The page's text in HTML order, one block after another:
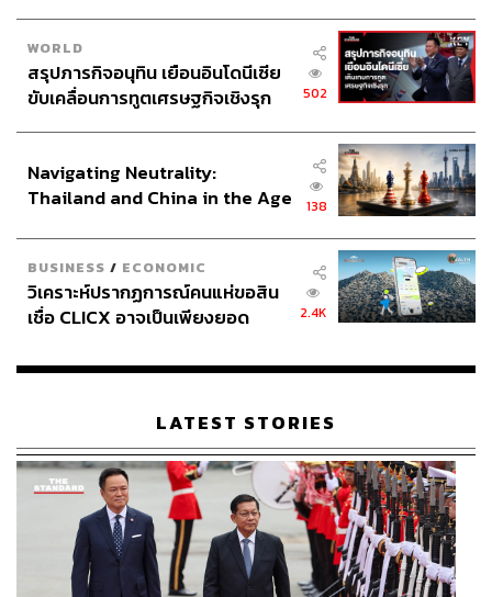
จริงใจและเป็นธรรมชาติ แตกต่างจากภาพลักษณ์ของดารา
ฮอลลีวูดทั่วไป ก่อนเสียชีวิต Angus กำลังได้รับความสนใจ
จากโลกแฟชั่นอย่างต่อเนื่อง เขาเคยร่วมงานกับ Ralph
Lauren และ Amiri รวมถึงได้รับเชิญให้ร่วมงานแฟชั่นระดับ
โลกอยู่บ่อยครั้ง ความเรียบง่ายและความจริงใจของเขาทำให้
Angus กลายเป็นอีกหนึ่งตัวแทนของคนรุ่นใหม่ที่วงการ
แฟชั่นหลงรัก และยังคงถูกจดจำจนถึงทุกวันนี้
WORLD
สรุปภารกิจอนุทิน เยือนอินโดนีเซีย
ขับเคลื่อนการทูตเศรษฐกิจเชิงรุก
502
Navigating Neutrality:
Thailand and China in the Age
138
BUSINESS / ECONOMIC
วิเคราะห์ปรากฏการณ์คนแห่ขอสิน
เชื่อ CLICX อาจเป็นเพียงยอด
เรือนไทยที่ถูกซุกไว้
2.4K
LATEST STORIES